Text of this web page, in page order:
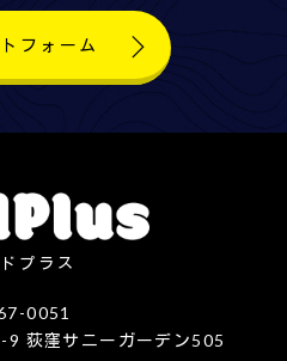
フォーム
プラス
0051
荻窪サニーガーデン505